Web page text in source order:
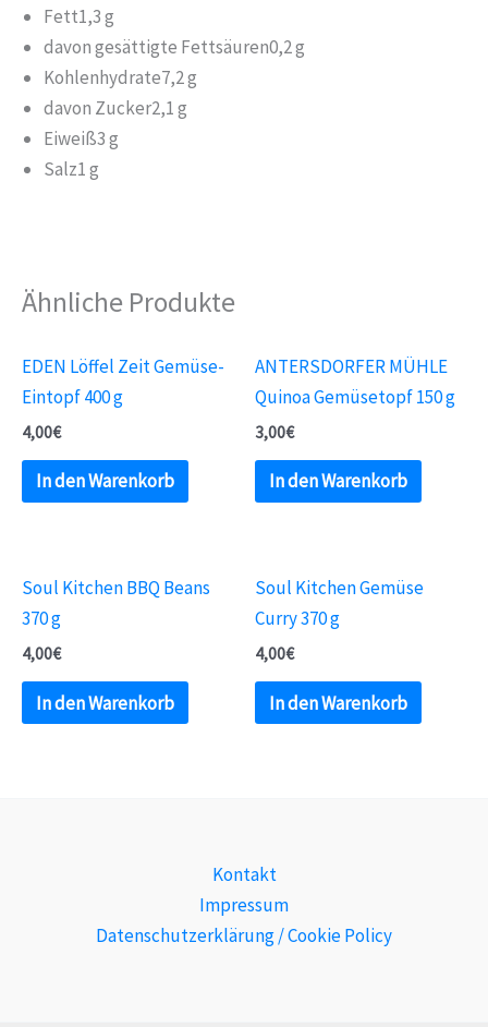
Fett1,3 g
davon gesättigte Fettsäuren0,2 g
Kohlenhydrate7,2 g
davon Zucker2,1 g
Eiweiß3 g
Salz1 g
Ähnliche Produkte
EDEN Löffel Zeit Gemüse-
Eintopf 400 g
4,00€
In den Warenkorb
ANTERSDORFER MÜHLE
Quinoa Gemüsetopf 150 g
3,00€
In den Warenkorb
Soul Kitchen BBQ Beans
370 g
4,00€
In den Warenkorb
Soul Kitchen Gemüse
Curry 370 g
4,00€
In den Warenkorb
Kontakt
Impressum
Datenschutzerklärung / Cookie Policy